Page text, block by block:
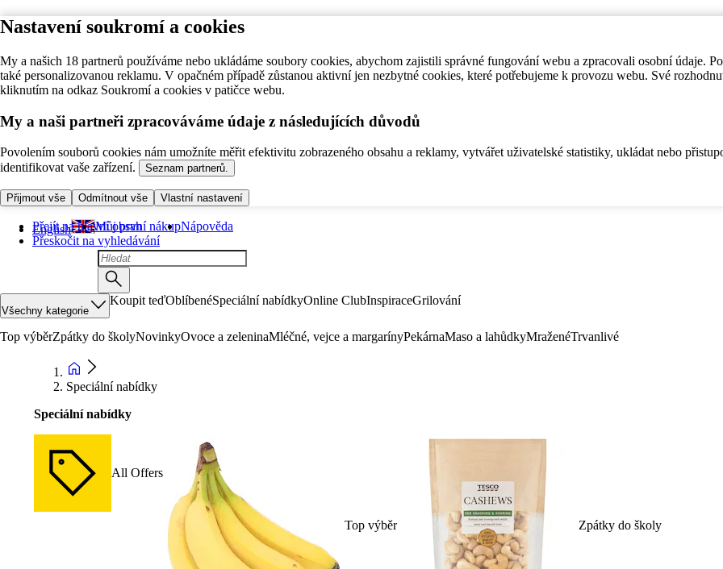
Nastavení soukromí a cookies
My a našich 18 partnerů používáme nebo ukládáme soubory cookies, abychom zajistili správné fungování webu a zpracovali osobní údaje.
také personalizovanou reklamu. V opačném případě zůstanou aktivní jen nezbytné cookies, které potřebujeme k provozu webu. Své
kliknutím na odkaz Soukromí a cookies v patičce webu.
My a naši partneři zpracováváme údaje z následujících důvodů
Povolením souborů cookies nám umožníte měřit efektivitu zobrazeného obsahu a reklamy, vytvářet uživatelské statistiky, ukládat nebo
identifikovat vaše zařízení.
Seznam partnerů.
Přijmout vše Odmítnout vše Vlastní nastavení
Přejít na hlavní obsah
Přeskočit na vyhledávání
English Můj první nákupNápověda
Všechny kategorie
Koupit teďOblíbenéSpeciální nabídkyOnline ClubInspiraceGrilování
Top výběrZpátky do školyNovinkyOvoce a zeleninaMléčné, vejce a margarínyPekárnaMaso a lahůdkyMraženéTrvanlivé
Speciální nabídky
Speciální nabídky
All Offers
Top výběr Zpátky do školy